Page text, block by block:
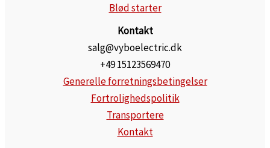
Blød starter
Kontakt
salg@vyboelectric.dk
+49 15123569470
Generelle forretningsbetingelser
Fortrolighedspolitik
Transportere
Kontakt